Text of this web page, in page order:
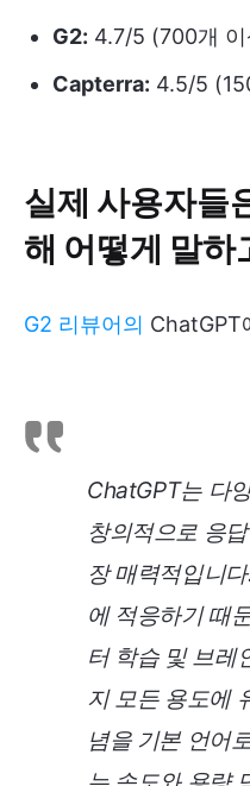
G2: 4.7/5 (700개 이
Capterra: 4.5/5
실제 사용자들
해 어떻게 말하
G2 리뷰어의 ChatGPT
ChatGPT는 다
창의적으로 응
장 매력적입니
에 적응하기 때
터 학습 및 브레
지 모든 용도에
념을 기본 언어